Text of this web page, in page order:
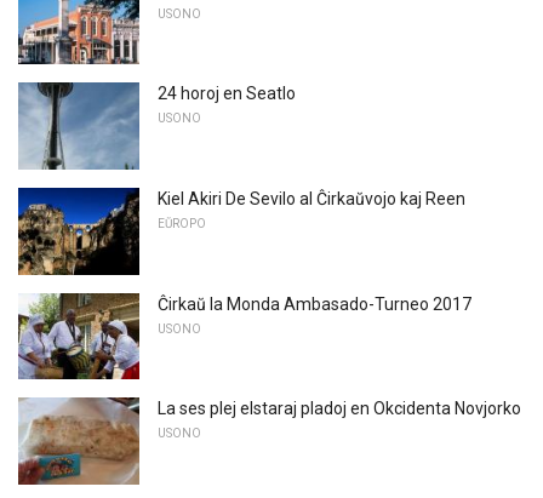
USONO
24 horoj en Seatlo
USONO
Kiel Akiri De Sevilo al Ĉirkaŭvojo kaj Reen
EŬROPO
Ĉirkaŭ la Monda Ambasado-Turneo 2017
USONO
La ses plej elstaraj pladoj en Okcidenta Novjorko
USONO